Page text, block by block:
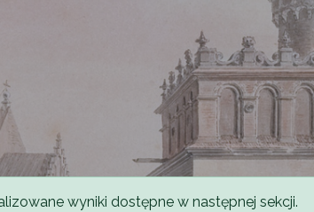
wyniki dostępne w następnej sekcji.